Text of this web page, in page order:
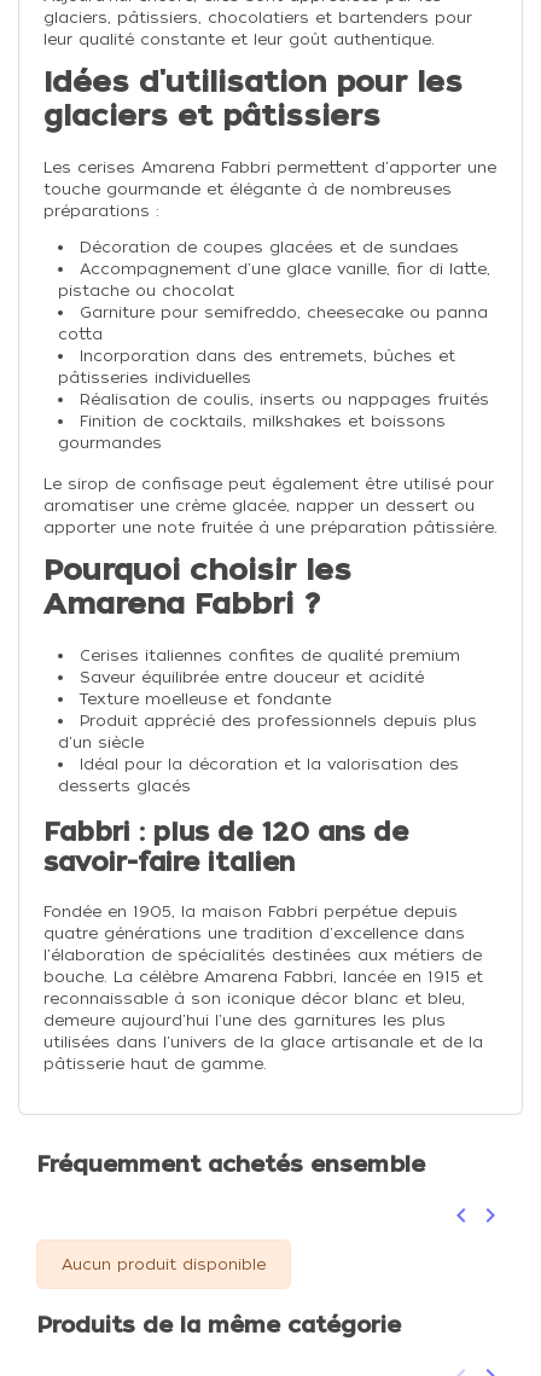
glaciers, pâtissiers, chocolatiers et bartenders pour
leur qualité constante et leur goût authentique.
Idées d'utilisation pour les
glaciers et pâtissiers
Les cerises Amarena Fabbri permettent d'apporter une
touche gourmande et élégante à de nombreuses
préparations :
Décoration de coupes glacées et de sundaes
Accompagnement d'une glace vanille, fior di latte,
pistache ou chocolat
Garniture pour semifreddo, cheesecake ou panna
cotta
Incorporation dans des entremets, bûches et
pâtisseries individuelles
Réalisation de coulis, inserts ou nappages fruités
Finition de cocktails, milkshakes et boissons
gourmandes
Le sirop de confisage peut également être utilisé pour
aromatiser une crème glacée, napper un dessert ou
apporter une note fruitée à une préparation pâtissière.
Pourquoi choisir les
Amarena Fabbri ?
Cerises italiennes confites de qualité premium
Saveur équilibrée entre douceur et acidité
Texture moelleuse et fondante
Produit apprécié des professionnels depuis plus
d'un siècle
Idéal pour la décoration et la valorisation des
desserts glacés
Fabbri : plus de 120 ans de
savoir-faire italien
Fondée en 1905, la maison Fabbri perpétue depuis
quatre générations une tradition d'excellence dans
l'élaboration de spécialités destinées aux métiers de
bouche. La célèbre Amarena Fabbri, lancée en 1915 et
reconnaissable à son iconique décor blanc et bleu,
demeure aujourd'hui l'une des garnitures les plus
utilisées dans l'univers de la glace artisanale et de la
pâtisserie haut de gamme.
Fréquemment achetés ensemble
Précédent
keyboard_arrow_left keyboard_arrow_right
Aucun produit disponible
Produits de la même catégorie